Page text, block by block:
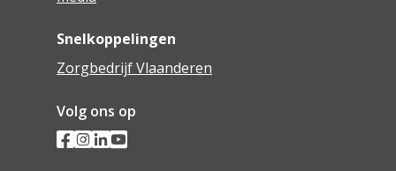
Snelkoppelingen
Zorgbedrijf Vlaanderen
Volg ons op